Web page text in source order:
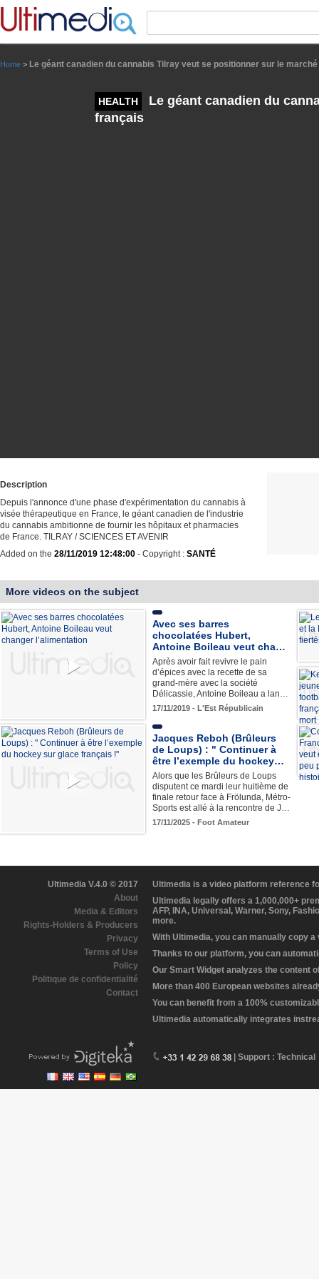
Home > Le géant canadien du cannabis Tilray veut se positionner sur le
HEALTH
Le géant canadien du
français
Description
Depuis l'annonce d'une phase d'expérimentation du cannabis à
visée thérapeutique en France, le géant canadien de l'industrie
du cannabis ambitionne de fournir les hôpitaux et pharmacies
de France. TILRAY / SCIENCES ET AVENIR
Added on the 28/11/2019 12:48:00 - Copyright : SANTÉ
More videos on the subject
Avec ses barres
chocolatées Hubert,
Antoine Boileau veut cha…
Après avoir fait revivre le pain
d’épices avec la recette de sa
grand-mère avec la société
Délicassie, Antoine Boileau a lan…
17/11/2019 - L'Est Républicain
Jacques Reboh (Brûleurs
de Loups) : " Continuer à
être l’exemple du hockey…
Alors que les Brûleurs de Loups
disputent ce mardi leur huitième de
finale retour face à Frölunda, Métro-
Sports est allé à la rencontre de J…
17/11/2025 - Foot Amateur
Ultimedia V.4.0 © 2017
About
Media & Editors
Rights-Holders & Producers
Privacy
Terms of Use
Policy
Politique de confidentialité
Contact
Ultimedia is a video platform reference
Ultimedia legally offers a 1,000,000+
AFP, INA, Universal, Warner, Sony,
more.
With Ultimedia, you can manually copy
Thanks to our platform, you can
Our Smart Widget analyzes the content
More than 400 European websites
You can benefit from a 100%
Ultimedia automatically integrates
| Support : Technical
Panneau de gestion des cookies